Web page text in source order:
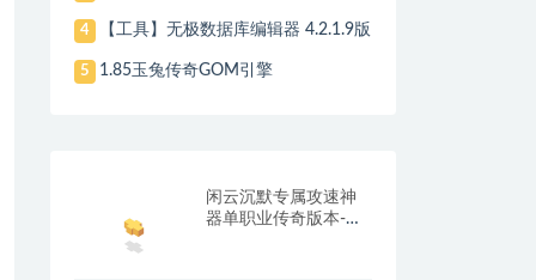
4 【工具】无极数据库编辑器 4.2.1.9版
5 1.85玉兔传奇GOM引擎
闲云沉默专属攻速神
器单职业传奇版本-带